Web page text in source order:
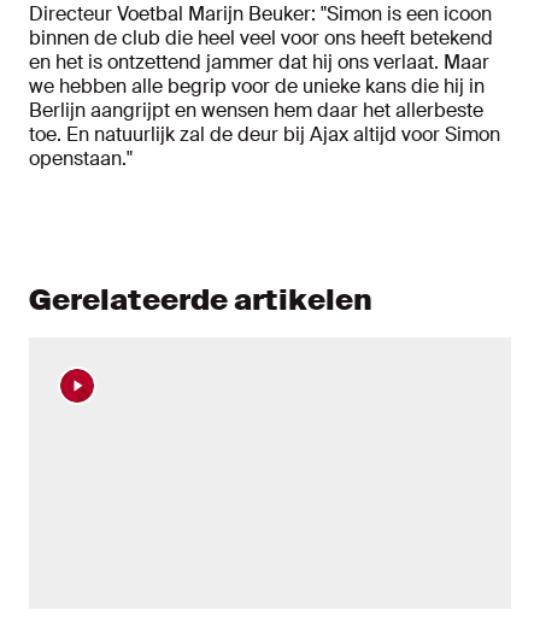
Directeur Voetbal Marijn Beuker: "Simon is een icoon
binnen de club die heel veel voor ons heeft betekend
en het is ontzettend jammer dat hij ons verlaat. Maar
we hebben alle begrip voor de unieke kans die hij in
Berlijn aangrijpt en wensen hem daar het allerbeste
toe. En natuurlijk zal de deur bij Ajax altijd voor Simon
openstaan."
Gerelateerde artikelen